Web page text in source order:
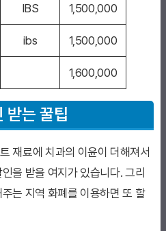
IBS 1,500,000
ibs 1,500,000
1,600,000
받는 꿀팁
재료에 치과의 이윤이 더해져서
을 받을 여지가 있습니다. 그리
는 지역 화폐를 이용하면 또 할